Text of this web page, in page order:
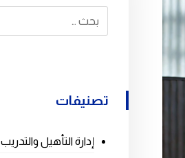
تصنيفات
إدارة التأهيل والتدريب